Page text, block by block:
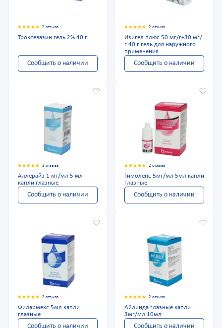
2 отзыва
Троксевазин гель 2% 40 г
Сообщить о наличии
2 отзыва
Изигел плюс 50 мг/г+30 мг/
г 40 г гель для наружного
применения
Сообщить о наличии
2 отзыва
Аллерайз 1 мг/мл 5 мл
капли глазные
Сообщить о наличии
2 отзыва
Тимоленс 5мг/мл 5мл капли
глазные
Сообщить о наличии
2 отзыва
Филармекс 5мл капли
глазные
Сообщить о наличии
2 отзыва
Айлинда глазные капли
3мг/мл 10мл
Сообщить о наличии